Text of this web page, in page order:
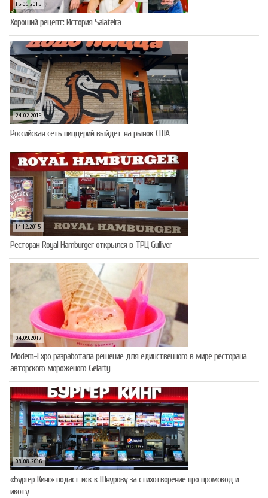
15.06.2015
Хороший рецепт: История Salateira
24.02.2016
Российская сеть пиццерий выйдет на рынок США
14.12.2015
Ресторан Royal Hamburger открылся в ТРЦ Gulliver
04.09.2017
Modern-Expo разработала решение для единственного в мире ресторана
авторского мороженого Gelarty
08.08.2016
«Бургер Кинг» подаст иск к Шнурову за стихотворение про промокод и
икоту